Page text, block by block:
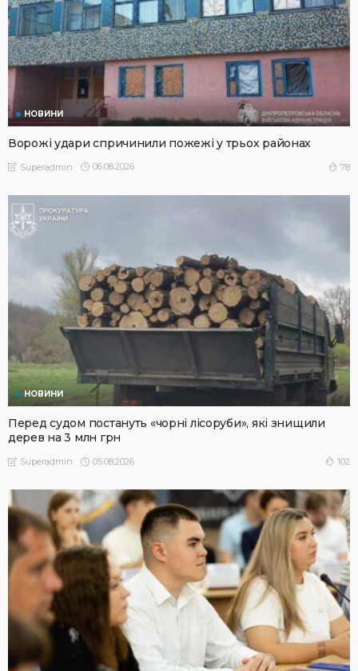
НОВИНИ
Ворожі удари спричинили пожежі у трьох районах
Superadmin 06.08.2026 78
НОВИНИ
Перед судом постануть «чорні лісоруби», які знищили
дерев на 3 млн грн
Superadmin 05.08.2026 102